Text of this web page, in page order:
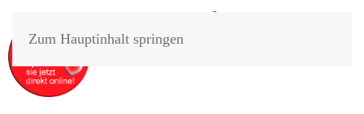
Zum Hauptinhalt springen